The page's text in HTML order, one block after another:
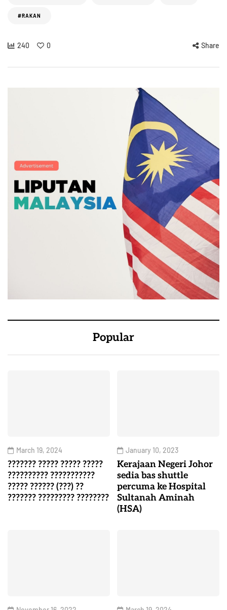
#RAKAN
240 0 Share
Popular
March 19, 2024
??????? ????? ????? ?????
?????????? ???????????
????? ?????? (???) ??
??????? ????????? ????????
January 10, 2023
Kerajaan Negeri Johor
sedia bas shuttle
percuma ke Hospital
Sultanah Aminah
(HSA)